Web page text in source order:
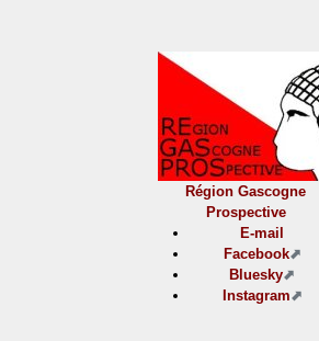
Région Gascogne
Prospective
E-mail
Facebook
Bluesky
Instagram